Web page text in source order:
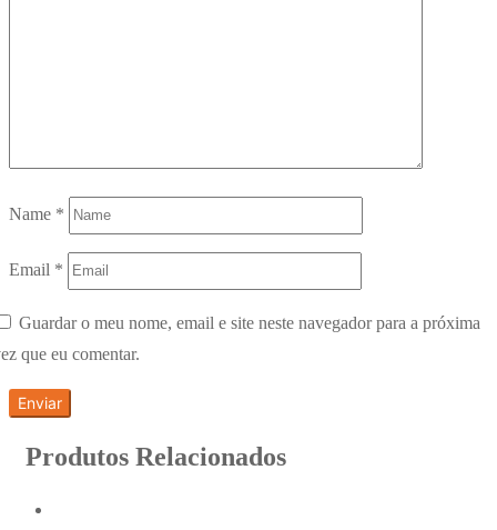
Name *
Email *
Guardar o meu nome, email e site neste navegador para a próxima
que eu comentar.
Produtos Relacionados